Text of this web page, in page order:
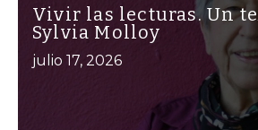
Vivir las lecturas. Un
Sylvia Molloy
julio 17, 2026